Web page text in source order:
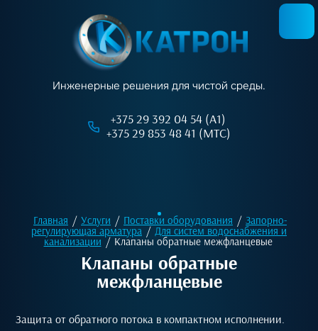
Инженерные решения для чистой среды.
+375 29 392 04 54 (А1)
+375 29 853 48 41 (МТС)
Главная / Услуги / Поставки оборудования / Запорно-
регулирующая арматура / Для систем водоснабжения и
канализации / Клапаны обратные межфланцевые
Клапаны обратные
межфланцевые
Защита от обратного потока в компактном исполнении.